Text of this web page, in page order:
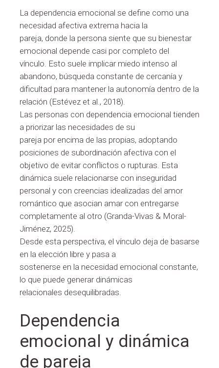
La dependencia emocional se define como una
necesidad afectiva extrema hacia la
pareja, donde la persona siente que su bienestar
emocional depende casi por completo del
vínculo. Esto suele implicar miedo intenso al
abandono, búsqueda constante de cercanía y
dificultad para mantener la autonomía dentro de la
relación (Estévez et al., 2018).
Las personas con dependencia emocional tienden
a priorizar las necesidades de su
pareja por encima de las propias, adoptando
posiciones de subordinación afectiva con el
objetivo de evitar conflictos o rupturas. Esta
dinámica suele relacionarse con inseguridad
personal y con creencias idealizadas del amor
romántico que asocian amar con entregarse
completamente al otro (Granda-Vivas & Moral-
Jiménez, 2025).
Desde esta perspectiva, el vínculo deja de basarse
en la elección libre y pasa a
sostenerse en la necesidad emocional constante,
lo que puede generar dinámicas
relacionales desequilibradas.
Dependencia
emocional y dinámica
de pareja